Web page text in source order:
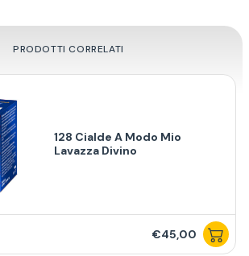
PRODOTTI CORRELATI
128 Cialde A Modo Mio
Lavazza Divino
€45,00